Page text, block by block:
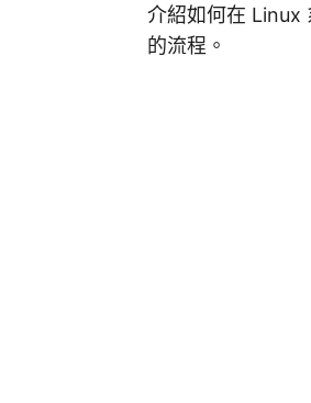
介紹如何在 Linux
的流程。